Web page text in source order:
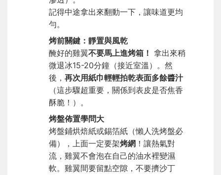
記得中途拿出來翻動一下，讓味道更均
勻。
烤前關鍵：靜置與風乾
醃好的雞翼不要馬上進烤箱！ 拿出來稍
微退冰15-20分鐘（接近室溫）。然
後， 再次用紙巾輕輕拍乾表面多餘醬汁
（這步驟超重要，關係到表皮是否焦香
酥脆！）。
烤盤佈置學問大
烤盤鋪烘焙紙或錫箔紙（懶人洗烤盤必
備），上面一定要架烤網 ！讓熱氣對
流，雞翼不會泡在自己的油水裡變濕
軟。雞翼間要留點空隙，不要擠沙丁